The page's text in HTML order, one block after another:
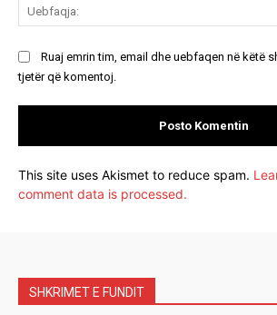
Ruaj emrin tim, email dhe uebfaqen në këtë
tjetër që komentoj.
This site uses Akismet to reduce spam.
comment data is processed.
SHKRIMET E FUNDIT